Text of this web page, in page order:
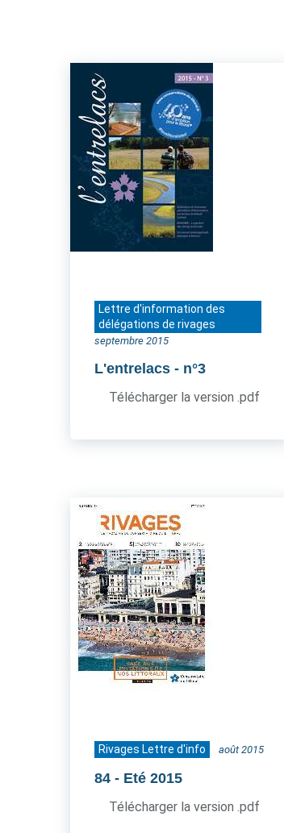
Lettre d'information des
délégations de rivages
septembre 2015
L'entrelacs - n°3
Télécharger la version .pdf
Rivages Lettre d'info août 2015
84 - Eté 2015
Télécharger la version .pdf